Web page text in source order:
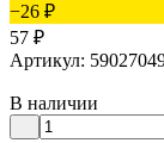
−26 ₽
57 ₽
Артикул:
В наличии